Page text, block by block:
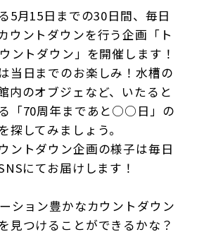
5月15日までの30日間、毎日
ウントダウンを行う企画「ト
ントダウン」を開催します！
当日までのお楽しみ！水槽の
内のオブジェなど、いたると
「70周年まであと○○日」の
探してみましょう。
ントダウン企画の様子は毎日
にてお届けします！
ション豊かなカウントダウン
見つけることができるかな？